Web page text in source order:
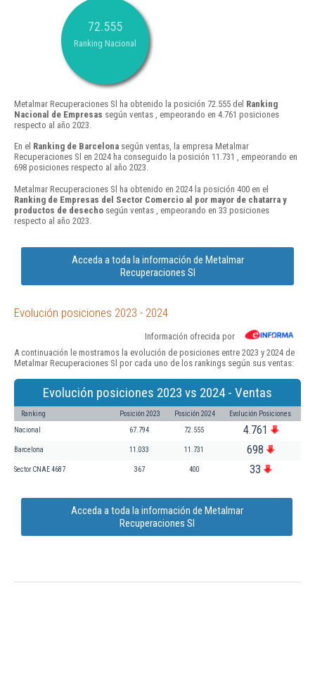
72.555
Ranking Nacional
Metalmar Recuperaciones Sl ha obtenido la posición 72.555 del Ranking
Nacional de Empresas según ventas , empeorando en 4.761 posiciones
respecto al año 2023.
En el Ranking de Barcelona según ventas, la empresa Metalmar
Recuperaciones Sl en 2024 ha conseguido la posición 11.731 , empeorando en
698 posiciones respecto al año 2023.
Metalmar Recuperaciones Sl ha obtenido en 2024 la posición 400 en el
Ranking de Empresas del Sector Comercio al por mayor de chatarra y
productos de desecho según ventas , empeorando en 33 posiciones
respecto al año 2023.
Acceda a toda la información de Metalmar
Recuperaciones Sl
Evolución posiciones 2023 - 2024
Información ofrecida por
A continuación le mostramos la evolución de posiciones entre 2023 y 2024 de
Metalmar Recuperaciones Sl por cada uno de los rankings según sus ventas:
Evolución posiciones 2023 vs 2024 - Ventas
Ranking Posición 2023 Posición 2024 Evolución Posiciones
Nacional 67.794 72.555 4.761
Barcelona 11.033 11.731 698
Sector CNAE 4687 367 400 33
Acceda a toda la información de Metalmar
Recuperaciones Sl